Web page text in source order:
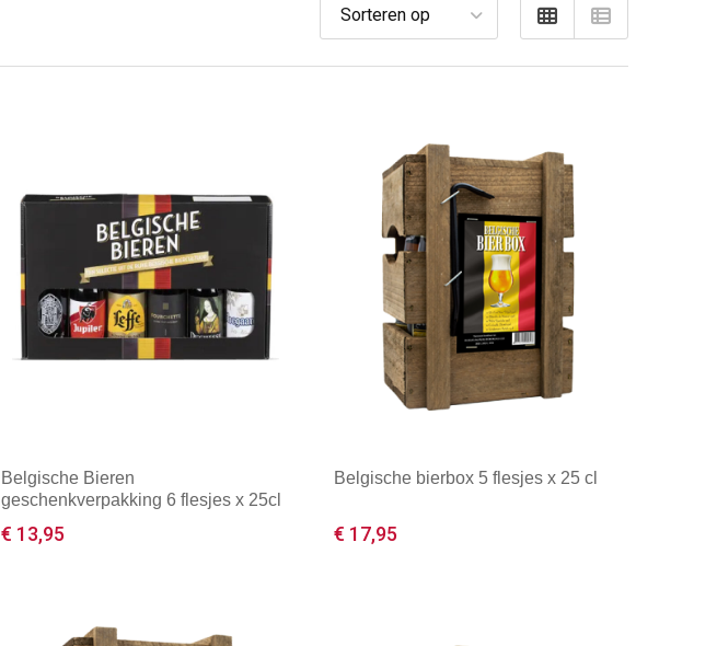
Belgische Bieren
geschenkverpakking 6 flesjes x 25cl
€ 13,95
Belgische bierbox 5 flesjes x 25 cl
€ 17,95